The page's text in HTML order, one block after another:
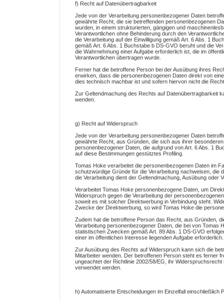
f) Recht auf Datenübertragbarkeit
Jede von der Verarbeitung personenbezogener Daten
gewährte Recht, die sie betreffenden personenbezogenen
wurden, in einem strukturierten, gängigen und
Verantwortlichen ohne Behinderung durch den
die Verarbeitung auf der Einwilligung gemäß Art. 6 Abs. 1
gemäß Art. 6 Abs. 1 Buchstabe b DS-GVO beruht und die
die Wahrnehmung einer Aufgabe erforderlich ist, die im
Verantwortlichen übertragen wurde.
Ferner hat die betroffene Person bei der Ausübung ihres
erwirken, dass die personenbezogenen Daten direkt von
dies technisch machbar ist und sofern hiervon nicht die
Zur Geltendmachung des Rechts auf Datenübertragbarkeit
wenden.
g) Recht auf Widerspruch
Jede von der Verarbeitung personenbezogener Daten
gewährte Recht, aus Gründen, die sich aus ihrer
personenbezogener Daten, die aufgrund von Art. 6 Abs. 1
auf diese Bestimmungen gestütztes Profiling.
Tomas Hoke verarbeitet die personenbezogenen Daten im
schutzwürdige Gründe für die Verarbeitung nachweisen, die
die Verarbeitung dient der Geltendmachung, Ausübung oder
Verarbeitet Tomas Hoke personenbezogene Daten, um
Widerspruch gegen die Verarbeitung der
soweit es mit solcher Direktwerbung in Verbindung steht.
Zwecke der Direktwerbung, so wird Tomas Hoke die
Zudem hat die betroffene Person das Recht, aus Gründen,
Verarbeitung personenbezogener Daten, die bei von
statistischen Zwecken gemäß Art. 89 Abs. 1 DS-GVO
einer im öffentlichen Interesse liegenden Aufgabe erforderlich.
Zur Ausübung des Rechts auf Widerspruch kann sich die
Mitarbeiter wenden. Der betroffenen Person steht es ferner
ungeachtet der Richtlinie 2002/58/EG, ihr
verwendet werden.
h) Automatisierte Entscheidungen im Einzelfall einschließlich